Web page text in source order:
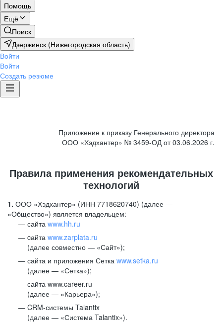
Помощь
Ещё
Поиск
Дзержинск (Нижегородская область)
Войти
Войти
Создать резюме
Приложение к приказу Генерального директора
ООО «Хэдхантер» № 3459-ОД от 03.06.2026 г.
Правила применения рекомендательных
технологий
1. ООО «Хэдхантер» (ИНН 7718620740) (далее —
«Общество») является владельцем:
сайта www.hh.ru
cайта www.zarplata.ru
(далее совместно — «Сайт»);
сайта и приложения Сетка www.setka.ru
(далее — «Сетка»);
сайта www.career.ru
(далее — «Карьера»);
CRM-системы Talantix
(далее — «Система Talantix»).